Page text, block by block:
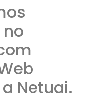
Netuai.